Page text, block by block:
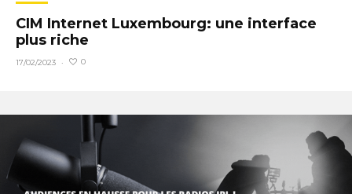
CIM Internet Luxembourg: une interface
plus riche
17/02/2023 · 0